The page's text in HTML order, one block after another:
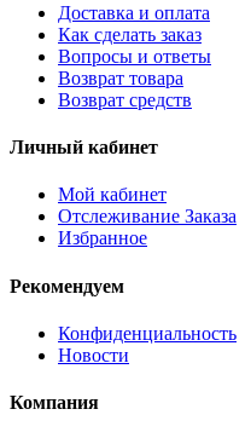
Доставка и оплата
Как сделать заказ
Вопросы и ответы
Возврат товара
Возврат средств
Личный кабинет
Мой кабинет
Отслеживание Заказа
Избранное
Рекомендуем
Конфиденциальность
Новости
Компания